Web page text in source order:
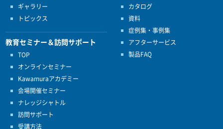
ギャラリー
トピックス
教育セミナー＆訪問サポート
TOP
オンラインセミナー
Kawamuraアカデミー
会場開催セミナー
ナレッジシャトル
訪問サポート
受講方法
カタログ
資料
症例集・事例集
アフターサービス
製品FAQ